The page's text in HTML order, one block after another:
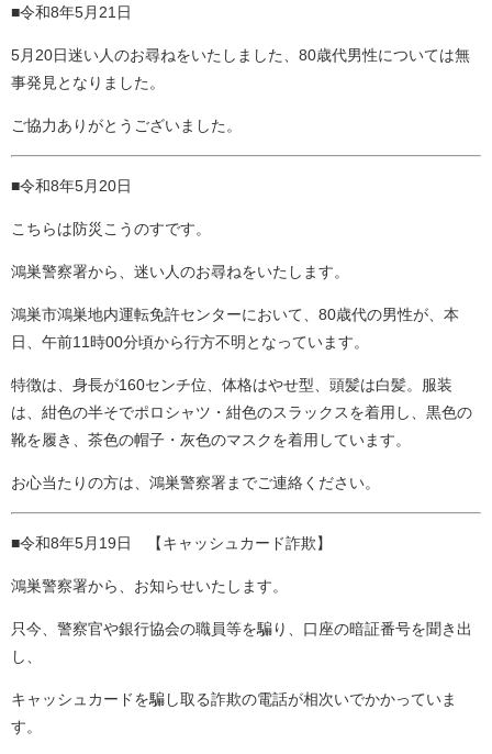
■令和8年5月21日
5月20日迷い人のお尋ねをいたしました、80歳代男性については無
事発見となりました。
ご協力ありがとうございました。
■令和8年5月20日
こちらは防災こうのすです。
鴻巣警察署から、迷い人のお尋ねをいたします。
鴻巣市鴻巣地内運転免許センターにおいて、80歳代の男性が、本
日、午前11時00分頃から行方不明となっています。
特徴は、身長が160センチ位、体格はやせ型、頭髪は白髪。服装
は、紺色の半そでポロシャツ・紺色のスラックスを着用し、黒色の
靴を履き、茶色の帽子・灰色のマスクを着用しています。
お心当たりの方は、鴻巣警察署までご連絡ください。
■令和8年5月19日 【キャッシュカード詐欺】
鴻巣警察署から、お知らせいたします。
只今、警察官や銀行協会の職員等を騙り、口座の暗証番号を聞き出
し、
キャッシュカードを騙し取る詐欺の電話が相次いでかかっていま
す。